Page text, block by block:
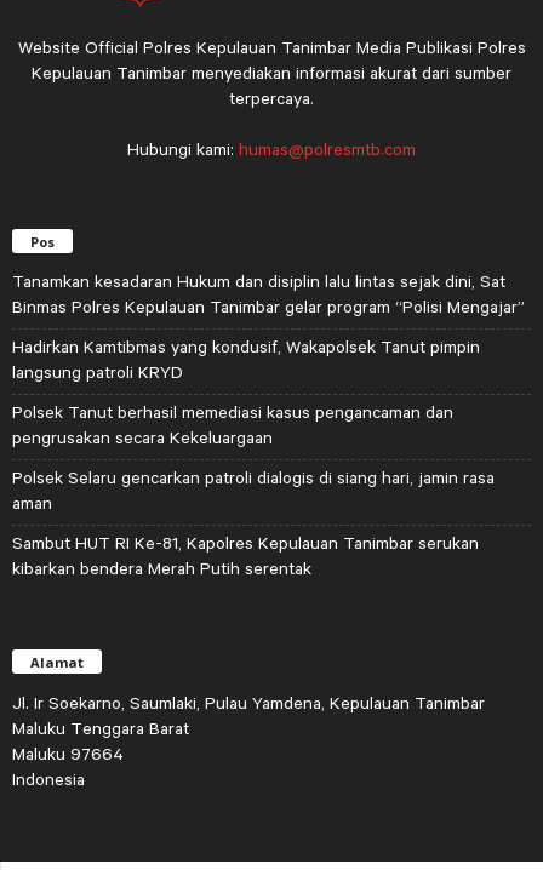
Website Official Polres Kepulauan Tanimbar Media Publikasi Polres
Kepulauan Tanimbar menyediakan informasi akurat dari sumber
terpercaya.
Hubungi kami: humas@polresmtb.com
Pos
Tanamkan kesadaran Hukum dan disiplin lalu lintas sejak dini, Sat
Binmas Polres Kepulauan Tanimbar gelar program “Polisi Mengajar”
Hadirkan Kamtibmas yang kondusif, Wakapolsek Tanut pimpin
langsung patroli KRYD
Polsek Tanut berhasil memediasi kasus pengancaman dan
pengrusakan secara Kekeluargaan
Polsek Selaru gencarkan patroli dialogis di siang hari, jamin rasa
aman
Sambut HUT RI Ke-81, Kapolres Kepulauan Tanimbar serukan
kibarkan bendera Merah Putih serentak
Alamat
Jl. Ir Soekarno, Saumlaki, Pulau Yamdena, Kepulauan Tanimbar
Maluku Tenggara Barat
Maluku 97664
Indonesia